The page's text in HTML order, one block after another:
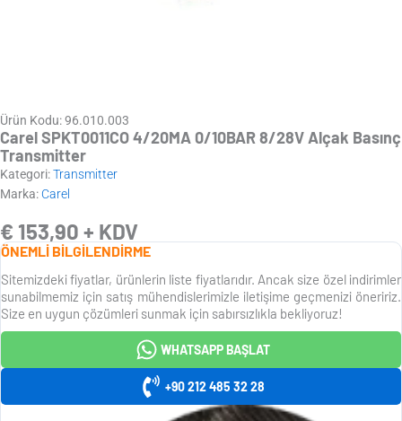
Ürün Kodu: 96.010.003
Carel SPKT0011CO 4/20MA 0/10BAR 8/28V Alçak Basınç
Transmitter
Kategori:Transmitter
Marka: Carel
€ 153,90 + KDV
ÖNEMLİ BİLGİLENDİRME
Sitemizdeki fiyatlar, ürünlerin liste fiyatlarıdır. Ancak size özel indirimler
sunabilmemiz için satış mühendislerimizle iletişime geçmenizi öneririz.
Size en uygun çözümleri sunmak için sabırsızlıkla bekliyoruz!
WHATSAPP BAŞLAT
+90 212 485 32 28